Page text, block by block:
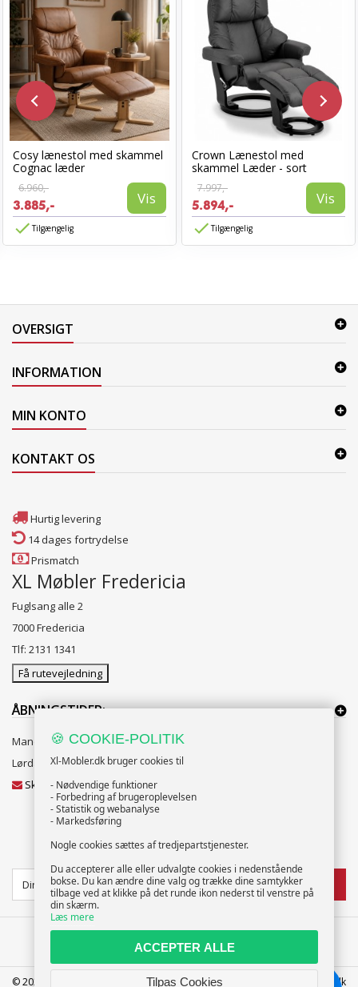
Cosy lænestol med skammel
Cognac læder
6.960,-
3.885,- Vis
Tilgængelig
Crown Lænestol med
skammel Læder - sort
7.997,-
5.894,- Vis
Tilgængelig
OVERSIGT
INFORMATION
© 2025 XL-Møbler ApS | CVR: 39586207 | FREDERICIA | info@xl-mobler.dk
MIN KONTO
KONTAKT OS
Hurtig levering
14 dages fortrydelse
Prismatch
XL Møbler Fredericia
Fuglsang alle 2
7000 Fredericia
Tlf: 2131 1341
Få rutevejledning
ÅBNINGSTIDER:
Mandag til Fredag 10:00 til 18:00
Lørdag og Søndag 10:00 til 16:00
Skriv til vores kundeservice
NYHEDSBREV
TILMELD
🍪 COOKIE-POLITIK
Xl-Mobler.dk bruger cookies til
- Nødvendige funktioner
- Forbedring af brugeroplevelsen
- Statistik og webanalyse
- Markedsføring
Nogle cookies sættes af tredjepartstjenester.
Du accepterer alle eller udvalgte cookies i nedenstående
bokse. Du kan ændre dine valg og trække dine samtykker
tilbage ved at klikke på det runde ikon nederst til venstre på
din skærm.
Læs mere
ACCEPTER ALLE
Tilpas Cookies